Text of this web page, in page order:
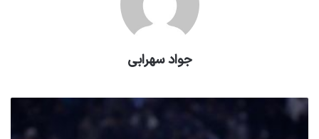
جواد سهرابی